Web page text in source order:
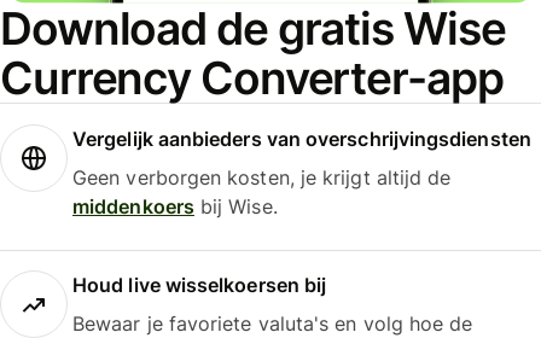
Download de gratis Wise
Currency Converter-app
Vergelijk aanbieders van overschrijvingsdiensten
Geen verborgen kosten, je krijgt altijd de
middenkoersbij Wise.
Houd live wisselkoersen bij
Bewaar je favoriete valuta's en volg hoe de